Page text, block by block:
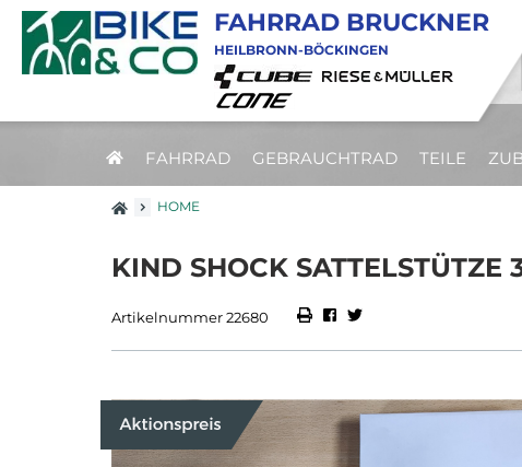
FAHRRAD GEBRAUCHTRAD TEILE
FAHRRAD BRUCKNER
HEILBRONN-BÖCKINGEN
HOME
KIND SHOCK
Artikelnummer 22680